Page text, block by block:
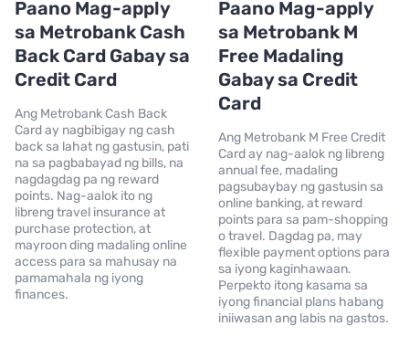
Paano Mag-apply
sa Metrobank Cash
Back Card Gabay sa
Credit Card
Ang Metrobank Cash Back
Card ay nagbibigay ng cash
back sa lahat ng gastusin, pati
na sa pagbabayad ng bills, na
nagdagdag pa ng reward
points. Nag-aalok ito ng
libreng travel insurance at
purchase protection, at
mayroon ding madaling online
access para sa mahusay na
pamamahala ng iyong
finances.
Paano Mag-apply
sa Metrobank M
Free Madaling
Gabay sa Credit
Card
Ang Metrobank M Free Credit
Card ay nag-aalok ng libreng
annual fee, madaling
pagsubaybay ng gastusin sa
online banking, at reward
points para sa pam-shopping
o travel. Dagdag pa, may
flexible payment options para
sa iyong kaginhawaan.
Perpekto itong kasama sa
iyong financial plans habang
iniiwasan ang labis na gastos.